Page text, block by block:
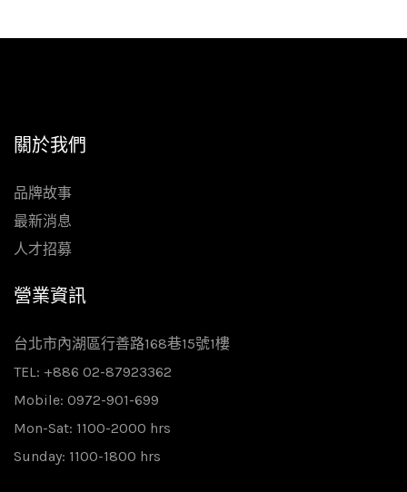
關於我們
品牌故事
最新消息
人才招募
營業資訊
台北市內湖區行善路168巷15號1樓
TEL: +886 02-87923362
Mobile: 0972-901-699
Mon-Sat: 1100-2000 hrs
Sunday: 1100-1800 hrs